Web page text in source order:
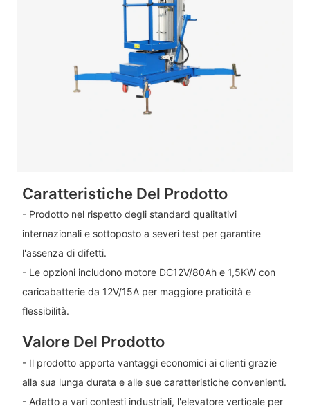
Caratteristiche Del Prodotto
- Prodotto nel rispetto degli standard qualitativi
internazionali e sottoposto a severi test per garantire
l'assenza di difetti.
- Le opzioni includono motore DC12V/80Ah e 1,5KW con
caricabatterie da 12V/15A per maggiore praticità e
flessibilità.
Valore Del Prodotto
- Il prodotto apporta vantaggi economici ai clienti grazie
alla sua lunga durata e alle sue caratteristiche convenienti.
- Adatto a vari contesti industriali, l'elevatore verticale per